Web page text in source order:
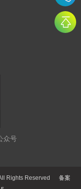
众号
All Rights Reserved 备案